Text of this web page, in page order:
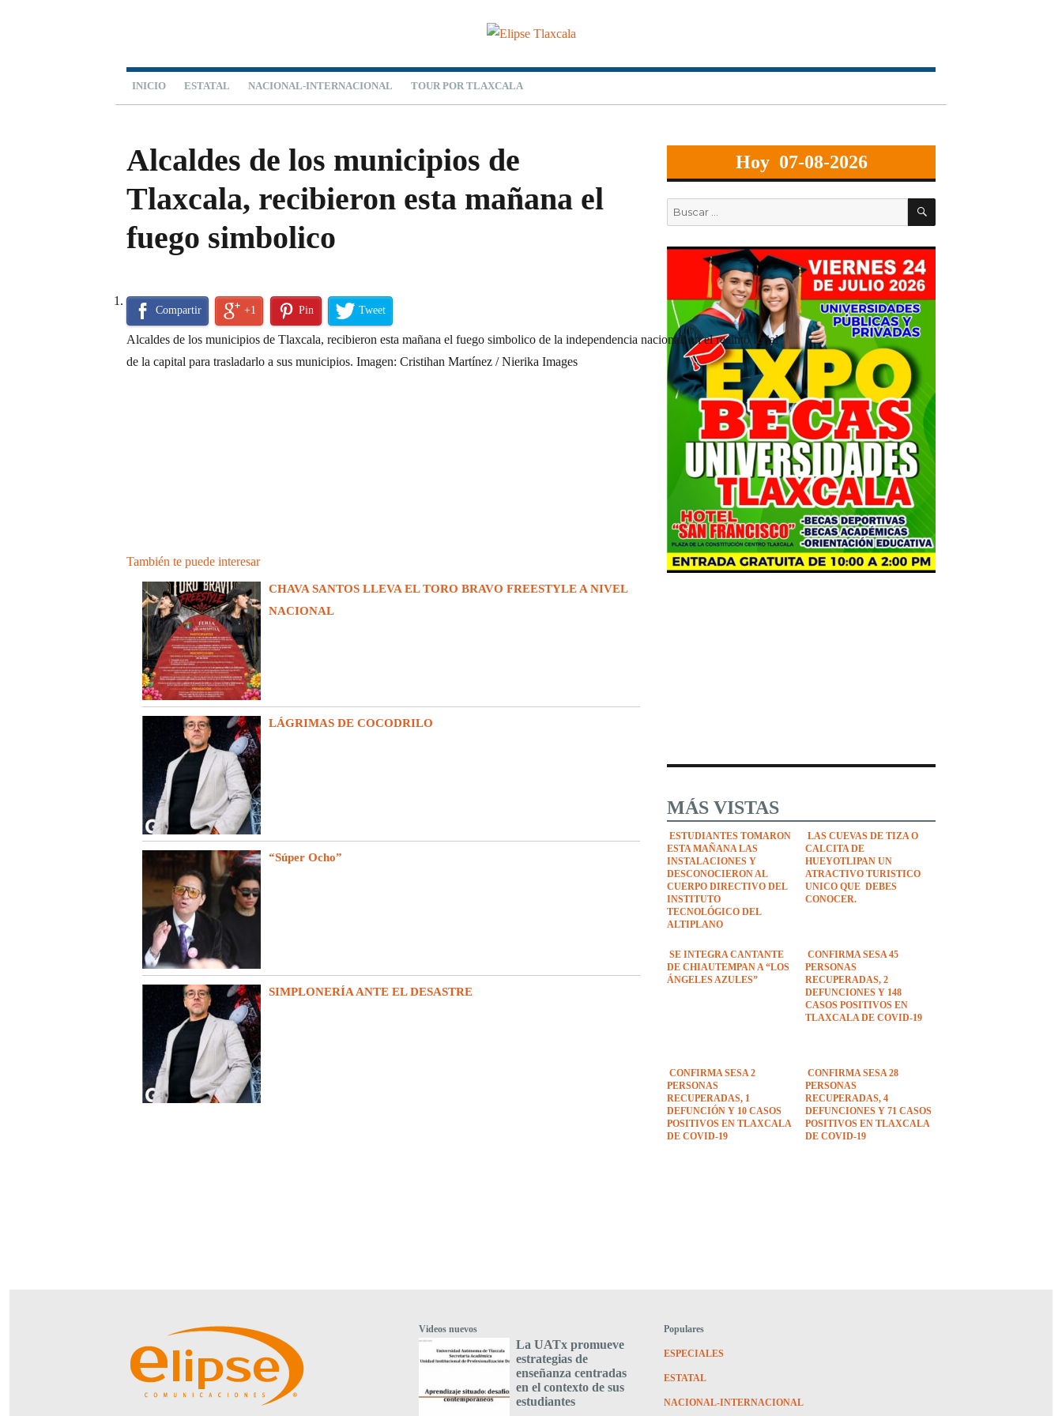
INICIO ESTATAL NACIONAL-INTERNACIONAL TOUR POR TLAXCALA
Alcaldes de los municipios de
Tlaxcala, recibieron esta mañana el
fuego simbolico
Compartir +1 Pin Tweet
Alcaldes de los municipios de Tlaxcala, recibieron esta mañana el fuego simbolico de la independencia nacional, en el recinto ferial
de la capital para trasladarlo a sus municipios. Imagen: Cristihan Martínez / Nierika Images
También te puede interesar
CHAVA SANTOS LLEVA EL TORO BRAVO FREESTYLE A NIVEL
NACIONAL
LÁGRIMAS DE COCODRILO
“Súper Ocho”
SIMPLONERÍA ANTE EL DESASTRE
Hoy 07-08-2026
BUSCAR
MÁS VISTAS
ESTUDIANTES TOMARON
ESTA MAÑANA LAS
INSTALACIONES Y
DESCONOCIERON AL
CUERPO DIRECTIVO DEL
INSTITUTO
TECNOLÓGICO DEL
ALTIPLANO
LAS CUEVAS DE TIZA O
CALCITA DE
HUEYOTLIPAN UN
ATRACTIVO TURISTICO
UNICO QUE DEBES
CONOCER.
SE INTEGRA CANTANTE
DE CHIAUTEMPAN A “LOS
ÁNGELES AZULES”
CONFIRMA SESA 45
PERSONAS
RECUPERADAS, 2
DEFUNCIONES Y 148
CASOS POSITIVOS EN
TLAXCALA DE COVID-19
CONFIRMA SESA 2
PERSONAS
RECUPERADAS, 1
DEFUNCIÓN Y 10 CASOS
POSITIVOS EN TLAXCALA
DE COVID-19
CONFIRMA SESA 28
PERSONAS
RECUPERADAS, 4
DEFUNCIONES Y 71 CASOS
POSITIVOS EN TLAXCALA
DE COVID-19
Videos nuevos
La UATx promueve
estrategias de
enseñanza centradas
en el contexto de sus
estudiantes
Populares
ESPECIALES
ESTATAL
NACIONAL-INTERNACIONAL